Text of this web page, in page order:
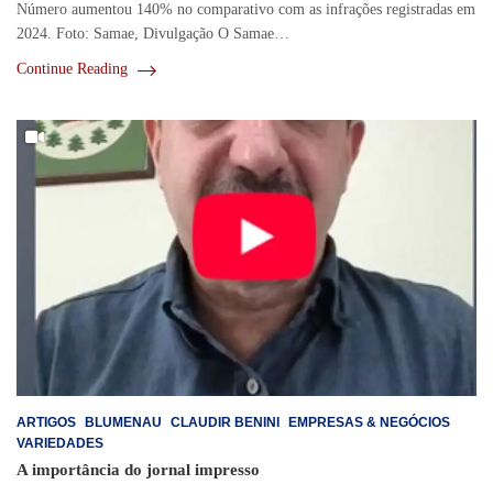
Número aumentou 140% no comparativo com as infrações registradas em
2024. Foto: Samae, Divulgação O Samae…
Continue Reading
ARTIGOS BLUMENAU CLAUDIR BENINI
EMPRESAS & NEGÓCIOS
VARIEDADES
A importância do jornal impresso